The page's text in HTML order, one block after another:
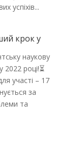
успіхів...
крок у
наукову
році!⏳
участі – 17
за
та